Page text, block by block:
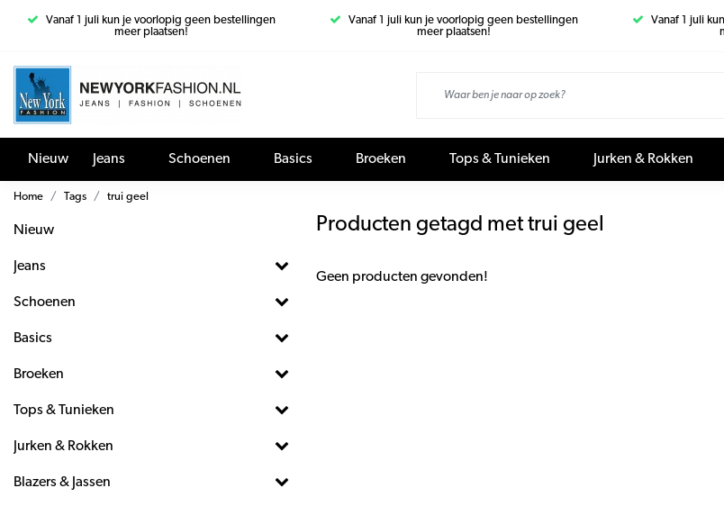
Vanaf 1 juli kun je voorlopig geen bestellingen
meer plaatsen!
Vanaf 1 juli kun je voorlopig geen bestellingen
meer plaatsen!
Vanaf 1 juli
Nieuw Jeans Schoenen Basics Broeken Tops & Tunieken Jurken & Rokken
Home Tags trui geel
Nieuw
Jeans
Schoenen
Basics
Broeken
Tops & Tunieken
Jurken & Rokken
Blazers & Jassen
Producten getagd met trui geel
Geen producten gevonden!